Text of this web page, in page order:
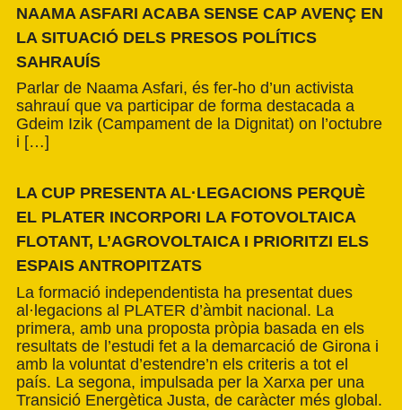
NAAMA ASFARI ACABA SENSE CAP AVENÇ EN
LA SITUACIÓ DELS PRESOS POLÍTICS
SAHRAUÍS
Parlar de Naama Asfari, és fer-ho d’un activista
sahrauí que va participar de forma destacada a
Gdeim Izik (Campament de la Dignitat) on l’octubre
i […]
LA CUP PRESENTA AL·LEGACIONS PERQUÈ
EL PLATER INCORPORI LA FOTOVOLTAICA
FLOTANT, L’AGROVOLTAICA I PRIORITZI ELS
ESPAIS ANTROPITZATS
La formació independentista ha presentat dues
al·legacions al PLATER d’àmbit nacional. La
primera, amb una proposta pròpia basada en els
resultats de l’estudi fet a la demarcació de Girona i
amb la voluntat d’estendre’n els criteris a tot el
país. La segona, impulsada per la Xarxa per una
Transició Energètica Justa, de caràcter més global.